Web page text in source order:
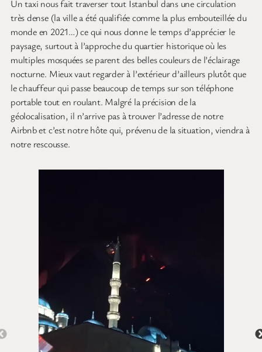
Un taxi nous fait traverser tout Istanbul dans une circulation
très dense (la ville a été qualifiée comme la plus embouteillée du
monde en 2021…) ce qui nous donne le temps d’apprécier le
paysage, surtout à l’approche du quartier historique où les
multiples mosquées se parent des belles couleurs de l’éclairage
nocturne. Mieux vaut regarder à l’extérieur d’ailleurs plutôt que
le chauffeur qui passe beaucoup de temps sur son téléphone
portable tout en roulant. Malgré la précision de la
géolocalisation, il n’arrive pas à trouver l’adresse de notre
Airbnb et c’est notre hôte qui, prévenu de la situation, viendra à
notre rescousse.